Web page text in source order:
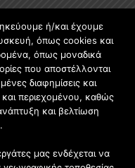
κοινότητας, ειδικά
της κατασκευής και
ή/και έχουμε
όπως cookies και
όπως μοναδικά
που αποστέλλονται
διαφημίσεις και
περιεχομένου, καθώς
και βελτίωση
μας ενδέχεται να